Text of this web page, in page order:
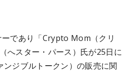
であり「Crypto Mom（クリ
へスター・パース）氏が25日に
ジブルトークン）の販売に関